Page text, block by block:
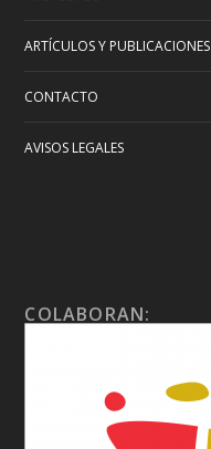
ARTÍCULOS Y PUBLICACIONES
CONTACTO
AVISOS LEGALES
COLABORAN: